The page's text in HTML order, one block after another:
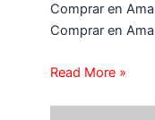
Comprar en
Comprar en
Read More »